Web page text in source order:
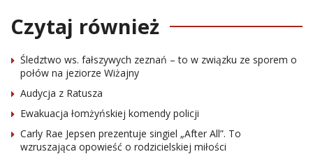
Czytaj również
Śledztwo ws. fałszywych zeznań – to w związku ze sporem o
połów na jeziorze Wiżajny
Audycja z Ratusza
Ewakuacja łomżyńskiej komendy policji
Carly Rae Jepsen prezentuje singiel „After All”. To
wzruszająca opowieść o rodzicielskiej miłości